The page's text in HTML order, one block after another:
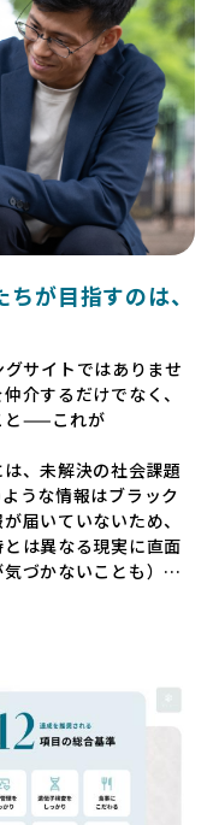
が目指すのは、
サイトではありませ
介するだけでなく、
と——これが
、未解決の社会課題
うな情報はブラック
届いていないため、
は異なる現実に直面
づかないことも）。
り、またブリーダー
問題は、消費者にと
身にとっても非常に
して選べる場所を提
では、ワンち